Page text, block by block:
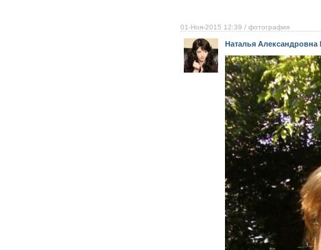
01-Ноя-2015 12:39 / фотография
Наталья